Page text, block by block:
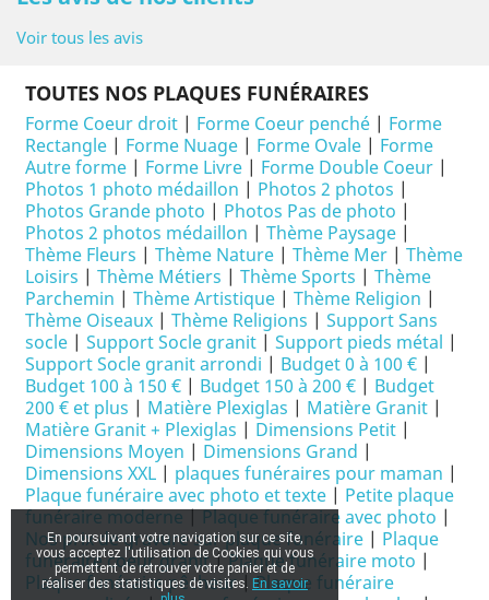
Voir tous les avis
TOUTES NOS PLAQUES FUNÉRAIRES
Forme Coeur droit | Forme Coeur penché | Forme
Rectangle | Forme Nuage | Forme Ovale | Forme
Autre forme | Forme Livre | Forme Double Coeur |
Photos 1 photo médaillon | Photos 2 photos |
Photos Grande photo | Photos Pas de photo |
Photos 2 photos médaillon | Thème Paysage |
Thème Fleurs | Thème Nature | Thème Mer | Thème
Loisirs | Thème Métiers | Thème Sports | Thème
Parchemin | Thème Artistique | Thème Religion |
Thème Oiseaux | Thème Religions | Support Sans
socle | Support Socle granit | Support pieds métal |
Support Socle granit arrondi | Budget 0 à 100 € |
Budget 100 à 150 € | Budget 150 à 200 € | Budget
200 € et plus | Matière Plexiglas | Matière Granit |
Matière Granit + Plexiglas | Dimensions Petit |
Dimensions Moyen | Dimensions Grand |
Dimensions XXL | plaques funéraires pour maman |
Plaque funéraire avec photo et texte | Petite plaque
funéraire moderne|Plaque funéraire avec photo |
Nos prix de gravure sur plaque funéraire | Plaque
funéraire coeur granit|Plaque funéraire moto |
Plaque funéraire pêcheur|Plaque funéraire
En poursuivant votre navigation sur ce site,
vous acceptez l'utilisation de Cookies qui vous
permettent de retrouver votre panier et de
réaliser des statistiques de visites. En savoir